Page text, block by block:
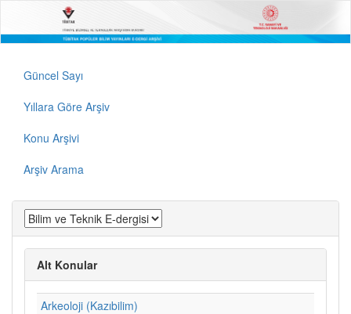
Güncel Sayı
Yıllara Göre Arşiv
Konu Arşivi
Arşiv Arama
Alt Konular
Arkeoloji (Kazıbilim)